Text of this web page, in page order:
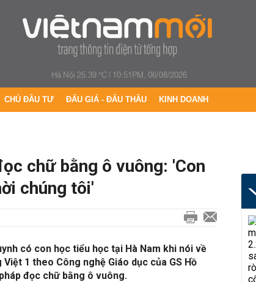
Hà Nội 25.39 °C| 10:51PM, 06/08/2026
CHỦ ĐẦU TƯ ĐẤU GIÁ - ĐẤU THẦU KINH DOANH
chữ bằng ô vuông: 'Con
chúng tôi'
có con học tiểu học tại Hà Nam khi nói về
1 theo Công nghệ Giáo dục của GS Hồ
đọc chữ bằng ô vuông.